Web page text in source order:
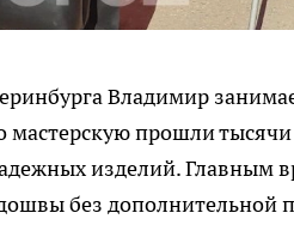
Владимир
мастерскую прошли
изделий. Главным
без дополнительной